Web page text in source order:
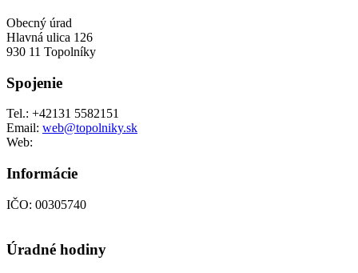
Obecný úrad
Hlavná ulica 126
930 11 Topolníky
Spojenie
Tel.: +42131 5582151
Email: web@topolniky.sk
Web:
Informácie
IČO: 00305740
Úradné hodiny